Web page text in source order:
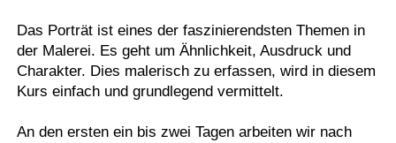
Das Porträt ist eines der faszinierendsten Themen in
der Malerei. Es geht um Ähnlichkeit, Ausdruck und
Charakter. Dies malerisch zu erfassen, wird in diesem
Kurs einfach und grundlegend vermittelt.
An den ersten ein bis zwei Tagen arbeiten wir nach